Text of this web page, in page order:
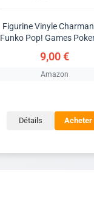
Figurine Vinyle
Funko Pop! Games
9,00 €
Amazon
Détails Acheter